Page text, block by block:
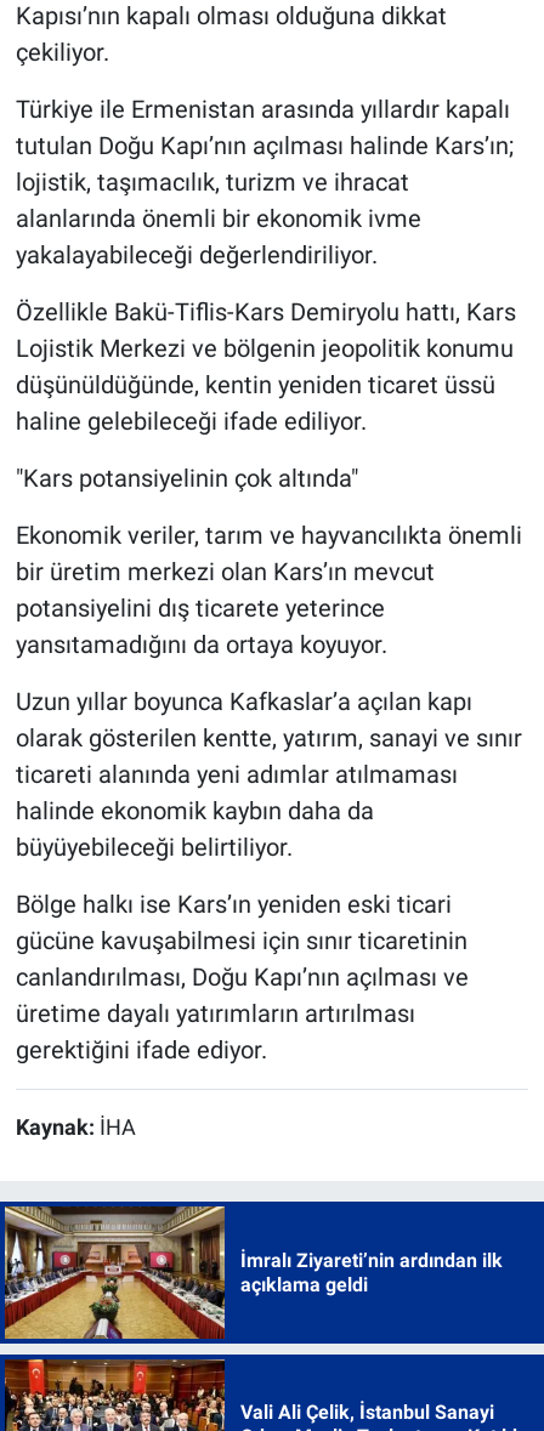
Kapısı’nın kapalı olması olduğuna dikkat
çekiliyor.
Türkiye ile Ermenistan arasında yıllardır kapalı
tutulan Doğu Kapı’nın açılması halinde Kars’ın;
lojistik, taşımacılık, turizm ve ihracat
alanlarında önemli bir ekonomik ivme
yakalayabileceği değerlendiriliyor.
Özellikle Bakü-Tiflis-Kars Demiryolu hattı, Kars
Lojistik Merkezi ve bölgenin jeopolitik konumu
düşünüldüğünde, kentin yeniden ticaret üssü
haline gelebileceği ifade ediliyor.
"Kars potansiyelinin çok altında"
Ekonomik veriler, tarım ve hayvancılıkta önemli
bir üretim merkezi olan Kars’ın mevcut
potansiyelini dış ticarete yeterince
yansıtamadığını da ortaya koyuyor.
Uzun yıllar boyunca Kafkaslar’a açılan kapı
olarak gösterilen kentte, yatırım, sanayi ve sınır
ticareti alanında yeni adımlar atılmaması
halinde ekonomik kaybın daha da
büyüyebileceği belirtiliyor.
Bölge halkı ise Kars’ın yeniden eski ticari
gücüne kavuşabilmesi için sınır ticaretinin
canlandırılması, Doğu Kapı’nın açılması ve
üretime dayalı yatırımların artırılması
gerektiğini ifade ediyor.
Kaynak: İHA
İmralı Ziyareti’nin ardından ilk
açıklama geldi
Vali Ali Çelik, İstanbul Sanayi